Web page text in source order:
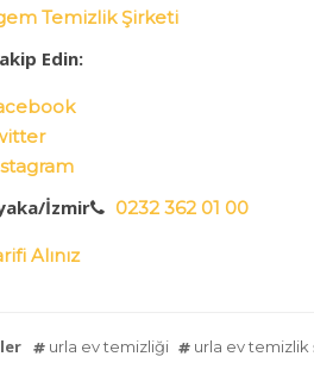
Temizlik Şirketi
Edin:
İzmir 0232 362 01 00
Alınız
urla ev temizliği urla ev temizlik